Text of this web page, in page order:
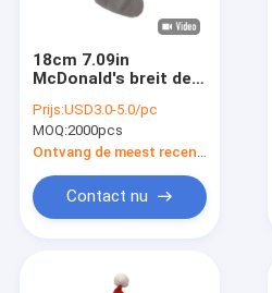
18cm 7.09in
McDonald's breit de
Gepersonaliseerde
de Kousenoem van
Speldepuntkerstmis
Prijs:USD3.0-5.0/pc
MOQ:2000pcs
Contact nu